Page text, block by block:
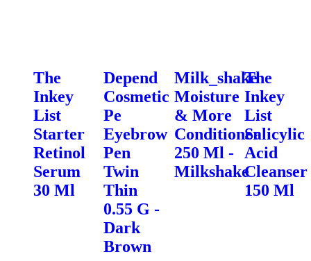
The
Inkey
List
Starter
Retinol
Serum
30 Ml
Depend
Cosmetic
Pe
Eyebrow
Pen
Twin
Thin
0.55 G -
Dark
Brown
Milk_shake
Moisture
& More
Conditioner
250 Ml -
Milkshake
The
Inkey
List
Salicylic
Acid
Cleanser
150 Ml